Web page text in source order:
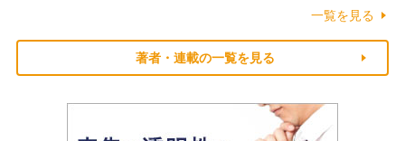
一覧を見る
著者・連載の一覧を見る